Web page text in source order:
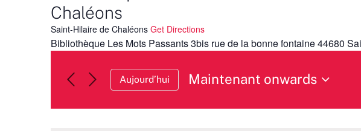
Chaléons
Saint-Hilaire de Chaléons Get Directions
Bibliothèque Les Mots Passants 3bis rue de la bonne fontaine 44680
Aujourd’hui
Maintenant onwards
une